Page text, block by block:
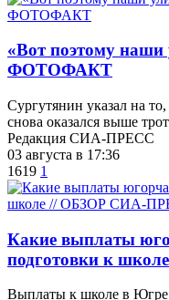
«Вот поэтому
ФОТОФАКТ
Сургутянин указал на то,
снова оказался выше
Редакция СИА-ПРЕСС
03 августа в 17:36
1619 1
Какие выплаты
подготовки к
Выплаты к школе в Югре